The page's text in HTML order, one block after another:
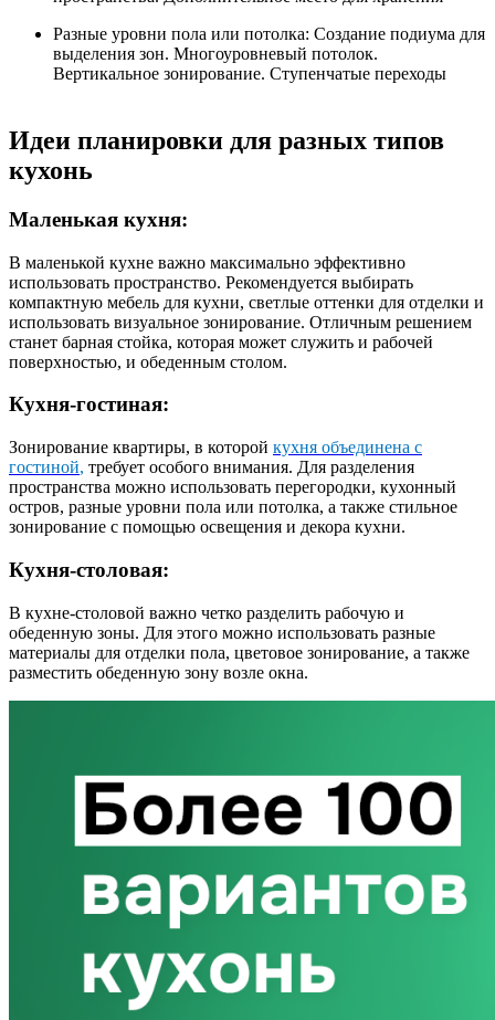
Разные уровни пола или потолка: Создание подиума для
выделения зон. Многоуровневый потолок.
Вертикальное зонирование. Ступенчатые переходы
Идеи планировки для разных типов
кухонь
Маленькая кухня:
В маленькой кухне важно максимально эффективно
использовать пространство. Рекомендуется выбирать
компактную мебель для кухни, светлые оттенки для отделки и
использовать визуальное зонирование. Отличным решением
станет барная стойка, которая может служить и рабочей
поверхностью, и обеденным столом.
Кухня-гостиная:
Зонирование квартиры, в которой кухня объединена с
гостиной, требует особого внимания. Для разделения
пространства можно использовать перегородки, кухонный
остров, разные уровни пола или потолка, а также стильное
зонирование с помощью освещения и декора кухни.
Кухня-столовая:
В кухне-столовой важно четко разделить рабочую и
обеденную зоны. Для этого можно использовать разные
материалы для отделки пола, цветовое зонирование, а также
разместить обеденную зону возле окна.